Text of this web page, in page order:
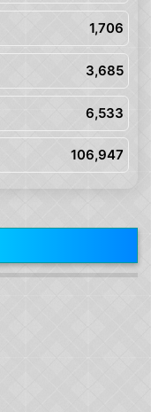
1,706
3,685
6,533
106,947